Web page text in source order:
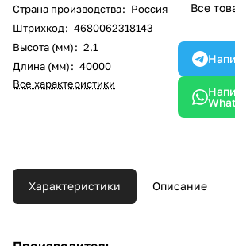
Страна производства: Россия
Штрихкод: 4680062318143
Высота (мм): 2.1
Длина (мм): 40000
Все характеристики
Все
Характеристики Описание